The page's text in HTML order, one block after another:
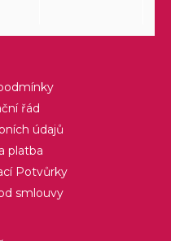
řád
údajů
platba
Potvůrky
smlouvy